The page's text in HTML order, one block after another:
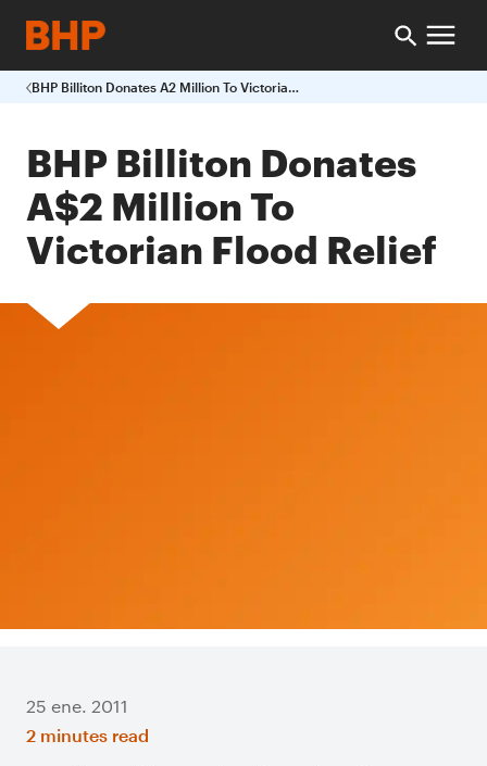
BHP Billiton Donates A2 Million To Victorian Flood Relief
BHP Billiton Donates
A$2 Million To
Victorian Flood Relief
25 ene. 2011
2 minutes read